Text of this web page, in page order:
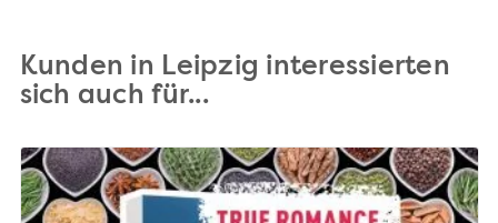
Kunden in Leipzig interessierten
sich auch für...